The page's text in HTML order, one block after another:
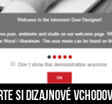
SI DIZAJNOVÉ